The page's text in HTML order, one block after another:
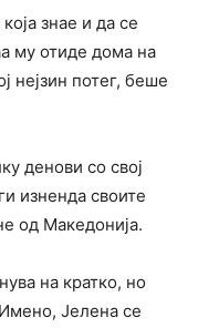
знае и да се
му отиде дома на
нејзин потег, беше
денови со свој
изненда своите
од Македонија.
на кратко, но
Јелена се